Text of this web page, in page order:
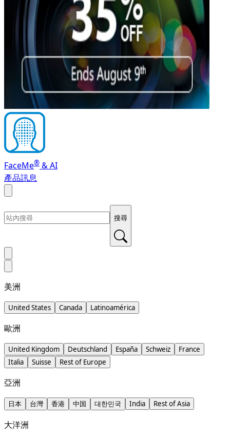
FaceMe® & AI
產品訊息
搜尋
美洲
United States Canada Latinoamérica
歐洲
United Kingdom Deutschland España Schweiz
France
Italia
Suisse Rest of Europe
亞洲
日本 台灣 香港 中国 대한민국 India Rest of Asia
大洋洲